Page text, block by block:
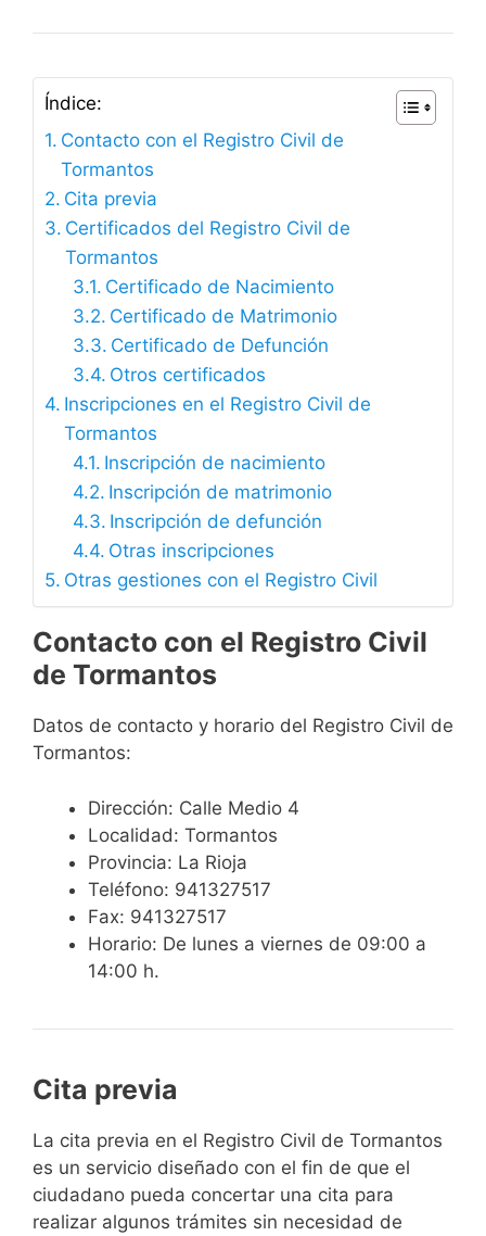
Índice:
Contacto con el Registro Civil de
Tormantos
Cita previa
Certificados del Registro Civil de
Tormantos
Certificado de Nacimiento
Certificado de Matrimonio
Certificado de Defunción
Otros certificados
Inscripciones en el Registro Civil de
Tormantos
Inscripción de nacimiento
Inscripción de matrimonio
Inscripción de defunción
Otras inscripciones
Otras gestiones con el Registro Civil
Contacto con el Registro Civil
de Tormantos
Datos de contacto y horario del Registro Civil de
Tormantos:
Dirección: Calle Medio 4
Localidad: Tormantos
Provincia: La Rioja
Teléfono: 941327517
Fax: 941327517
Horario: De lunes a viernes de 09:00 a
14:00 h.
Cita previa
​​​​​​​​​​​​​​​​​​​​​​​​​​​​La cita previa en el Registro Civil de Tormantos
es un servicio diseñado con el fin de que el
ciudadano pueda concertar una cita para
realizar algunos trámites sin necesidad de